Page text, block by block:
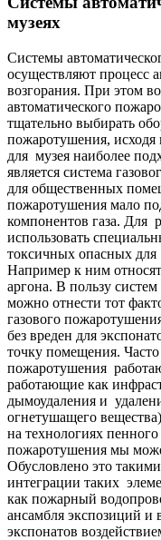
музеях
Системы
осуществляют процесс
возгорания. При этом
автоматического
тщательно выбирать
пожаротушения,
для музея наиболее
является система
для общественных
пожаротушения мало
компонентов газа.
использовать
токсичных опасных
Например к ним
аргона. В пользу
можно отнести тот
газового
без вреден для
точку помещения.
пожаротушения
работающие как
дымоудаления и
огнетушащего
на технологиях
пожаротушения мы
Обусловлено это
интеграции таких
как пожарный
ансамбля экспозиций и
экспонатов